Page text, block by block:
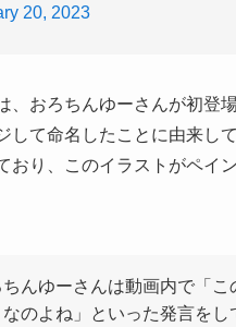
20, 2023
、おろちんゆーさんが初登
して命名したことに由来し
おり、このイラストがペイ
んゆーさんは動画内で「こ
のよね」といった発言を